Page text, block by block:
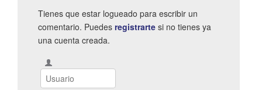
Tienes que estar logueado para escribir un
comentario. Puedes registrarte si no tienes ya
una cuenta creada.